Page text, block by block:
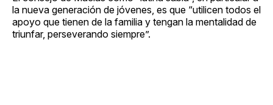
la nueva generación de jóvenes, es que “utilicen todos el
apoyo que tienen de la familia y tengan la mentalidad de
triunfar, perseverando siempre”.